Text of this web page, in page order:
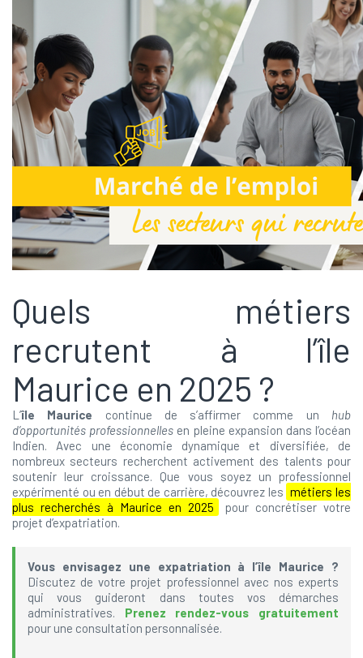
Quels métiers
recrutent à l’île
Maurice en 2025 ?
L’île Maurice continue de s’affirmer comme un hub
d’opportunités professionnelles en pleine expansion dans l’océan
Indien. Avec une économie dynamique et diversifiée, de
nombreux secteurs recherchent activement des talents pour
soutenir leur croissance. Que vous soyez un professionnel
expérimenté ou en début de carrière, découvrez les métiers les
plus recherchés à Maurice en 2025
pour concrétiser votre
projet d’expatriation.
Vous envisagez une expatriation à l’île Maurice ?
Discutez de votre projet professionnel avec nos experts
qui vous guideront dans toutes vos démarches
administratives. Prenez rendez-vous gratuitement
pour une consultation personnalisée.